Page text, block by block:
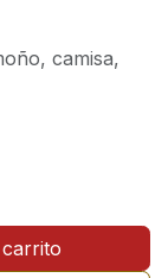
camisa,